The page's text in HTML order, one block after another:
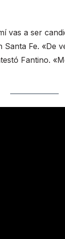
vas a ser
Fe. «De
Fantino.